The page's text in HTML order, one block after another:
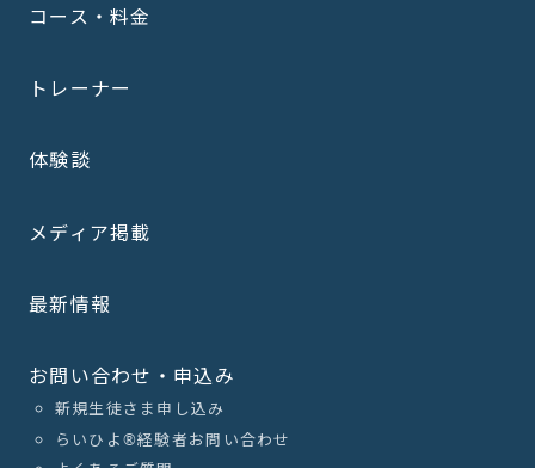
コース・料金
トレーナー
体験談
メディア掲載
最新情報
お問い合わせ・申込み
新規生徒さま申し込み
らいひよ®︎経験者お問い合わせ